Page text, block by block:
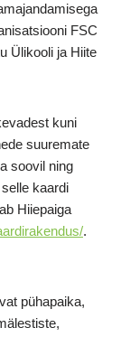
FSC
Ülikooli ja Hiite
kuni
suuremate
soovil ning
kaardi
Hiiepaiga
.
pühapaika,